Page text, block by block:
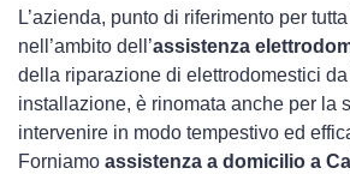
L’azienda, punto di riferimento per
nell’ambito dell’assistenza
della riparazione di elettrodomestici
installazione, è rinomata anche per la
intervenire in modo tempestivo ed
Forniamo assistenza a domicilio a